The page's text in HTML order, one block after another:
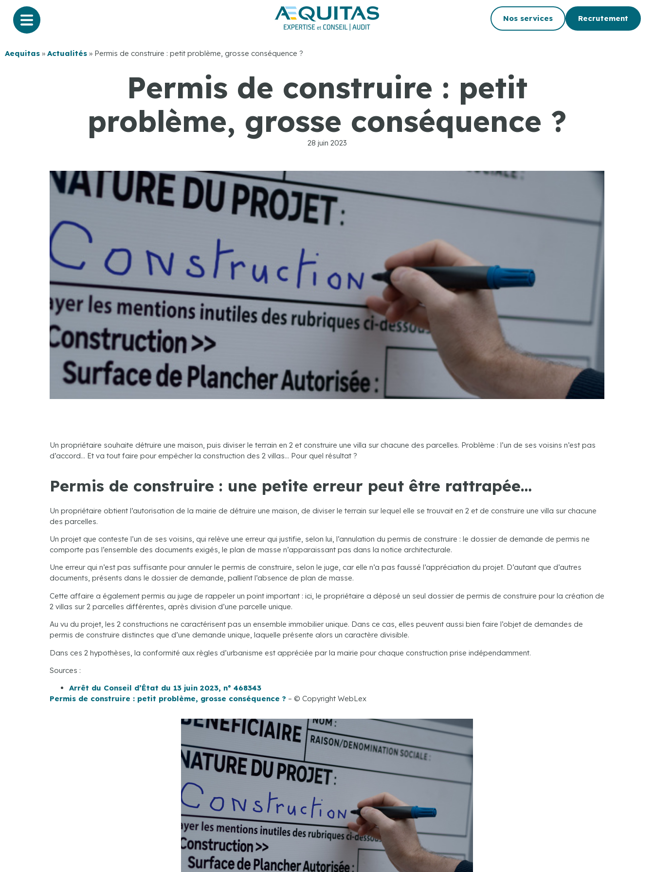
Nos services Recrutement
Aequitas » Actualités » Permis de construire : petit problème, grosse conséquence ?
Permis de construire : petit
problème, grosse conséquence ?
28 juin 2023
Un propriétaire souhaite détruire une maison, puis diviser le terrain en 2 et construire une villa sur chacune des parcelles. Problème : l’un de ses voisins n’est pas
d’accord… Et va tout faire pour empêcher la construction des 2 villas… Pour quel résultat ?
Permis de construire : une petite erreur peut être rattrapée…
Un propriétaire obtient l’autorisation de la mairie de détruire une maison, de diviser le terrain sur lequel elle se trouvait en 2 et de construire une villa sur chacune
des parcelles.
Un projet que conteste l’un de ses voisins, qui relève une erreur qui justifie, selon lui, l’annulation du permis de construire : le dossier de demande de permis ne
comporte pas l’ensemble des documents exigés, le plan de masse n’apparaissant pas dans la notice architecturale.
Une erreur qui n’est pas suffisante pour annuler le permis de construire, selon le juge, car elle n’a pas faussé l’appréciation du projet. D’autant que d’autres
documents, présents dans le dossier de demande, pallient l’absence de plan de masse.
Cette affaire a également permis au juge de rappeler un point important : ici, le propriétaire a déposé un seul dossier de permis de construire pour la création de
2 villas sur 2 parcelles différentes, après division d’une parcelle unique.
Au vu du projet, les 2 constructions ne caractérisent pas un ensemble immobilier unique. Dans ce cas, elles peuvent aussi bien faire l’objet de demandes de
permis de construire distinctes que d’une demande unique, laquelle présente alors un caractère divisible.
Dans ces 2 hypothèses, la conformité aux règles d’urbanisme est appréciée par la mairie pour chaque construction prise indépendamment.
Sources :
Arrêt du Conseil d’État du 13 juin 2023, n° 468343
Permis de construire : petit problème, grosse conséquence ? – © Copyright WebLex